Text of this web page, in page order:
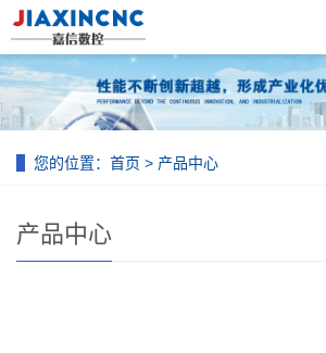
您的位置： 首页 > 产品中心
产品中心